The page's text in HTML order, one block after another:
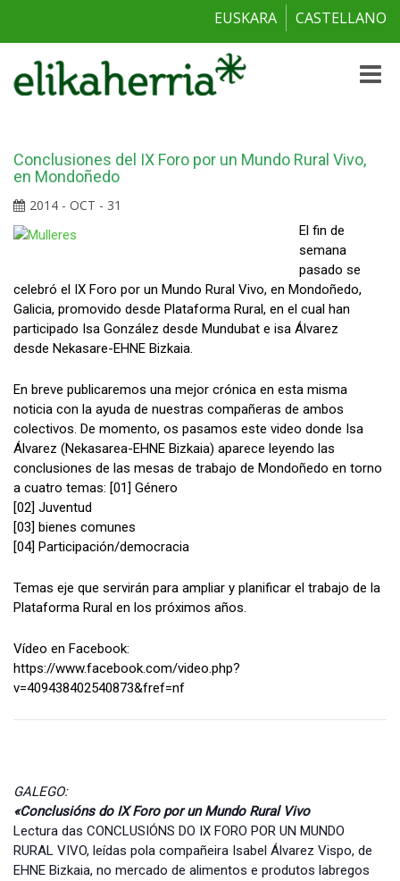
EUSKARA CASTELLANO
Toggle
Conclusiones del IX Foro por un Mundo Rural Vivo,
en Mondoñedo
2014 - OCT - 31
El fin de
semana
pasado se
celebró el IX Foro por un Mundo Rural Vivo, en Mondoñedo,
Galicia, promovido desde Plataforma Rural, en el cual han
participado Isa González desde Mundubat e isa Álvarez
desde Nekasare-EHNE Bizkaia.
En breve publicaremos una mejor crónica en esta misma
noticia con la ayuda de nuestras compañeras de ambos
colectivos. De momento, os pasamos este video donde Isa
Álvarez (Nekasarea-EHNE Bizkaia) aparece leyendo las
conclusiones de las mesas de trabajo de Mondoñedo en torno
a cuatro temas: [01] Género
[02] Juventud
[03] bienes comunes
[04] Participación/democracia
Temas eje que servirán para ampliar y planificar el trabajo de la
Plataforma Rural en los próximos años.
Vídeo en Facebook:
https://www.facebook.com/video.php?
v=409438402540873&fref=nf
GALEGO:
«Conclusións do IX Foro por un Mundo Rural Vivo
Lectura das CONCLUSIÓNS DO IX FORO POR UN MUNDO
RURAL VIVO, leídas pola compañeira Isabel Álvarez Vispo, de
EHNE Bizkaia, no mercado de alimentos e produtos labregos